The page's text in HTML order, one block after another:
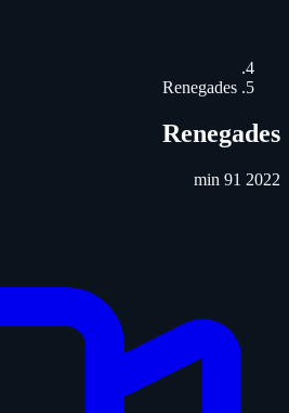
Renegades
Renegades
2022
91 min